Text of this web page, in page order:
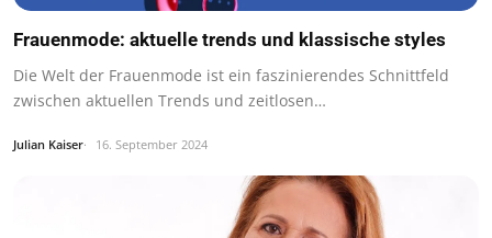
Frauenmode: aktuelle trends und klassische styles
Die Welt der Frauenmode ist ein faszinierendes Schnittfeld
zwischen aktuellen Trends und zeitlosen…
Julian Kaiser 16. September 2024